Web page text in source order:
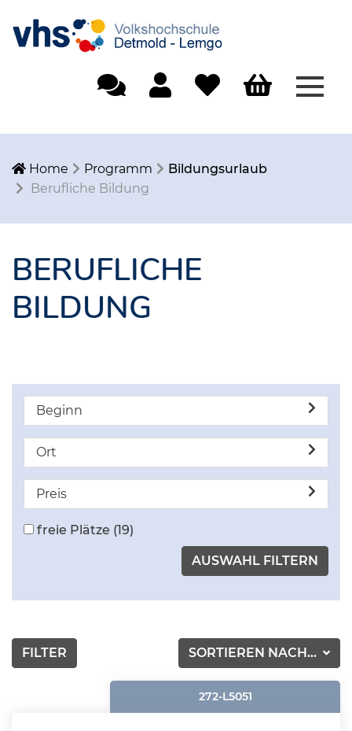
Home Programm
Bildungsurlaub
Berufliche Bildung
BERUFLICHE
BILDUNG
Beginn
Ort
Preis
freie Plätze (19)
SORTIEREN NACH...
FILTER
272-L5051